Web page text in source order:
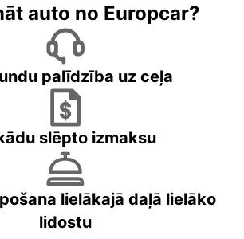
auto no Europcar?
palīdzība uz ceļa
slēpto izmaksu
lielākajā daļā lielāko
lidostu